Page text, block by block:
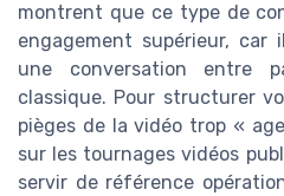
montrent que ce type de
engagement supérieur, car
une conversation entre
classique. Pour structurer
pièges de la vidéo trop «
sur les tournages vidéos
servir de référence